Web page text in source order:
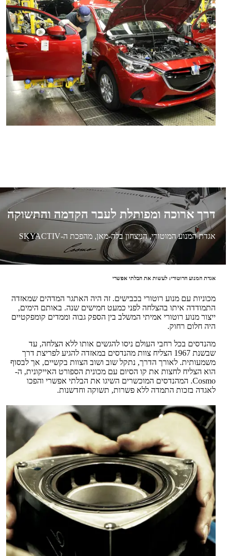
דרך ארוכה ומפותלת לעבר הקדמה והתשוקה
אגדת המנוע המוטורי, הניצחון בלה-מאן, מהפכת ה-SKYACTIV
אגדת המנוע הרוטורי: לעשות את הבלתי אפשרי
מכוניות עם מנוע רוטורי בכבישים. זה היה האתגר המדהים שמאזדה
התמודדה איתו בהצלחה לפני כמעט חמישים שנה. באותם הימים,
ייצור מנוע רוטורי אמיתי המשלב בין הספק גבוה וממדים קומפקטיים
היה חלום רחוק.
מהנדסים בכל רחבי העולם ניסו להגשים אותו ללא הצלחה, עד
שבשנת 1967 הצליח צוות מהנדסים במאזדה להגיע לפריצת דרך
משמעותית. לאורך הדרך, נתקל שוב ושוב הצוות בקשיים, אך לבסוף
הוא הצליח לחצות את קו הסיום עם מכונית הספורט האייקונית, ה-
Cosmo. המהנדסים המוכשרים השיגו את הבלתי אפשרי והפכו
לאגדה בזכות התמדה ללא פשרות, תשוקה וחדשנות.